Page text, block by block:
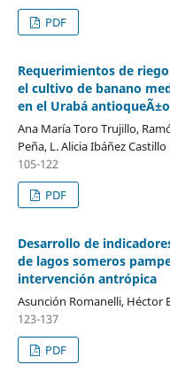
PDF
Requerimientos de
el cultivo de banano
en el Urabá
Ana María Toro Trujillo,
Peña, L. Alicia Ibáñez Castillo
105-122
PDF
Desarrollo de
de lagos someros
intervención antrópica
Asunción Romanelli, Héctor
123-137
PDF